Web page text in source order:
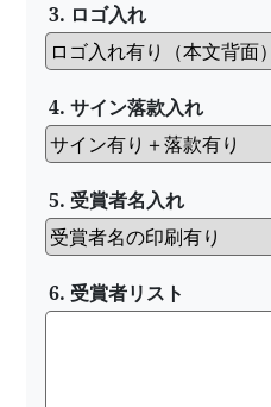
3. ロゴ入れ
4. サイン落款入れ
5. 受賞者名入れ
6. 受賞者リスト